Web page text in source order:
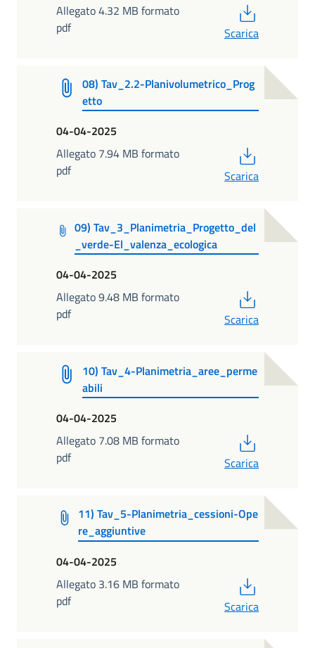
Allegato 4.32 MB formato
pdf
Scarica
08) Tav_2.2-Planivolumetrico_Prog
etto
04-04-2025
Allegato 7.94 MB formato
pdf
Scarica
09) Tav_3_Planimetria_Progetto_del
_verde-El_valenza_ecologica
04-04-2025
Allegato 9.48 MB formato
pdf
Scarica
10) Tav_4-Planimetria_aree_perme
abili
04-04-2025
Allegato 7.08 MB formato
pdf
Scarica
11) Tav_5-Planimetria_cessioni-Ope
re_aggiuntive
04-04-2025
Allegato 3.16 MB formato
pdf
Scarica